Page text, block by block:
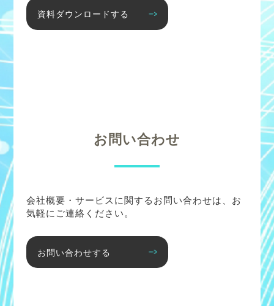
資料ダウンロードする
お問い合わせ
会社概要・サービスに関するお問い合わせは、お
気軽にご連絡ください。
お問い合わせする